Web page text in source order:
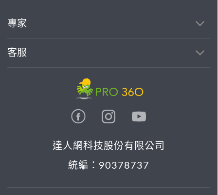
專家
客服
達人網科技股份有限公司
統編：90378737